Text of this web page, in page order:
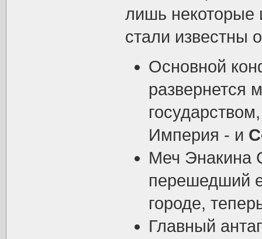
лишь некоторые
стали известны
Основной
развернется
Империя - и
Меч Энакина
перешедший
городе,
Главный